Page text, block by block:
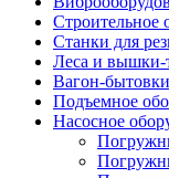
Строительное
Станки для
Леса и вышки-
Вагон-бытовки
Подъемное
Насосное